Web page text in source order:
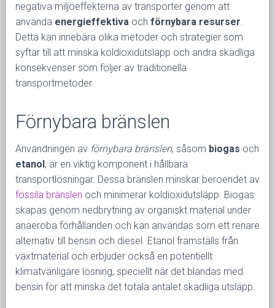
negativa miljöeffekterna av transporter genom att
använda energieffektiva och förnybara resurser.
Detta kan innebära olika metoder och strategier som
syftar till att minska koldioxidutsläpp och andra skadliga
konsekvenser som följer av traditionella
transportmetoder.
Förnybara bränslen
Användningen av förnybara bränslen, såsom biogas och
etanol, är en viktig komponent i hållbara
transportlösningar. Dessa bränslen minskar beroendet av
fossila bränslen och minimerar koldioxidutsläpp. Biogas
skapas genom nedbrytning av organiskt material under
anaeroba förhållanden och kan användas som ett renare
alternativ till bensin och diesel. Etanol framställs från
växtmaterial och erbjuder också en potentiellt
klimatvänligare lösning, speciellt när det blandas med
bensin för att minska det totala antalet skadliga utsläpp.